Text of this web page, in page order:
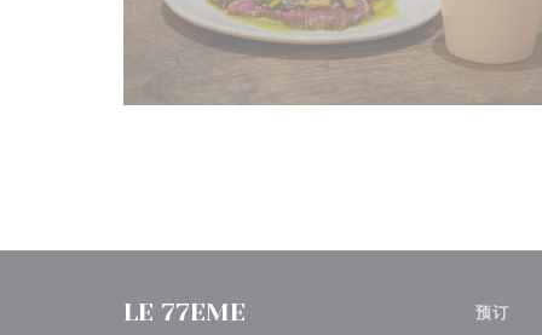
LE 77EME 预订